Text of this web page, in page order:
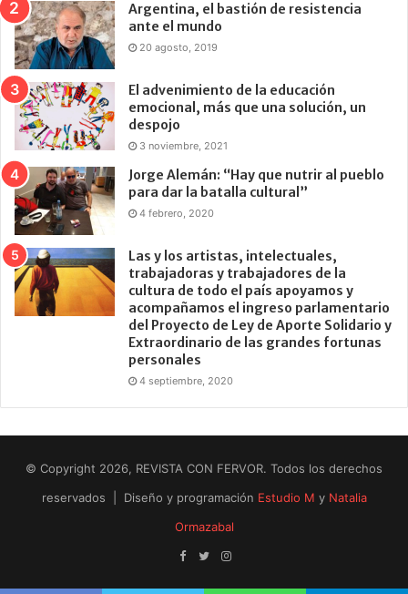
Argentina, el bastión de resistencia
ante el mundo
20 agosto, 2019
El advenimiento de la educación
emocional, más que una solución, un
despojo
3 noviembre, 2021
Jorge Alemán: “Hay que nutrir al pueblo
para dar la batalla cultural”
4 febrero, 2020
Las y los artistas, intelectuales,
trabajadoras y trabajadores de la
cultura de todo el país apoyamos y
acompañamos el ingreso parlamentario
del Proyecto de Ley de Aporte Solidario y
Extraordinario de las grandes fortunas
personales
4 septiembre, 2020
© Copyright 2026, REVISTA CON FERVOR. Todos los derechos
reservados | Diseño y programación Estudio M y Natalia
Ormazabal